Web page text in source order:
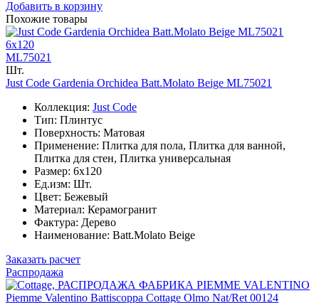
Добавить в корзину
Похожие товары
6x120
ML75021
Шт.
Just Code Gardenia Orchidea Batt.Molato Beige ML75021
Коллекция: Just Code
Тип: Плинтус
Поверхность: Матовая
Применение: Плитка для пола, Плитка для ванной,
Плитка для стен, Плитка универсальная
Размер: 6x120
Ед.изм: Шт.
Цвет: Бежевый
Материал: Керамогранит
Фактура: Дерево
Наименование: Batt.Molato Beige
Заказать расчет
Распродажа